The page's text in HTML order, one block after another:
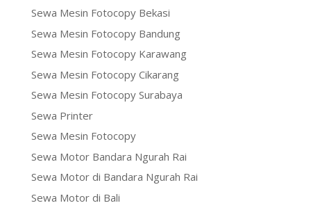
Sewa Mesin Fotocopy Bekasi
Sewa Mesin Fotocopy Bandung
Sewa Mesin Fotocopy Karawang
Sewa Mesin Fotocopy Cikarang
Sewa Mesin Fotocopy Surabaya
Sewa Printer
Sewa Mesin Fotocopy
Sewa Motor Bandara Ngurah Rai
Sewa Motor di Bandara Ngurah Rai
Sewa Motor di Bali